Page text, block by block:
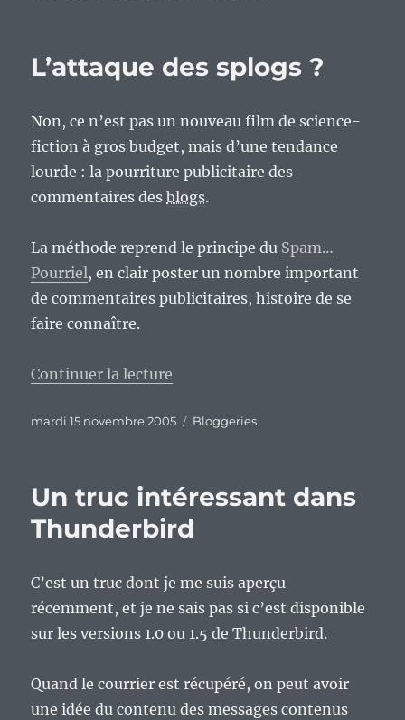
L’attaque des splogs ?
Non, ce n’est pas un nouveau film de science-
fiction à gros budget, mais d’une tendance
lourde : la pourriture publicitaire des
commentaires desblogs.
La méthode reprend le principe du Spam…
Pourriel, en clair poster un nombre important
de commentaires publicitaires, histoire de se
faire connaître.
Continuer la lecture
Publié
mardi 15 novembre 2005 Catégories
Bloggeries
Un truc intéressant dans
Thunderbird
C’est un truc dont je me suis aperçu
récemment, et je ne sais pas si c’est disponible
sur les versions 1.0 ou 1.5 de Thunderbird.
Quand le courrier est récupéré, on peut avoir
une idée du contenu des messages contenus